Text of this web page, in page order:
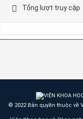
Tổng lượt truy cập
© 2022 Bản quyền thuộc về